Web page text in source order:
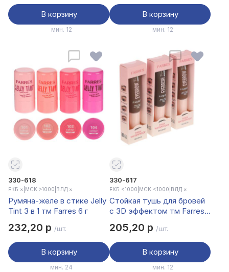
В корзину
мин. 12
В корзину
мин. 12
330-618
ЕКБ × МСК >1000 ВЛД ×
Румяна-желе в стике Jelly
Tint 3 в 1 тм Farres 6 г
232,20 р /шт.
В корзину
мин. 24
330-617
ЕКБ <1000 МСК <1000 ВЛД ×
Стойкая тушь для бровей
с 3D эффектом тм Farres
205,20 р /шт.
В корзину
мин. 12